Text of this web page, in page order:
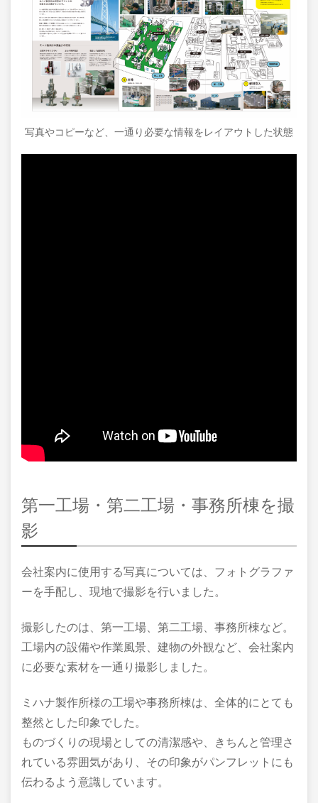
写真やコピーなど、一通り必要な情報をレイアウトした状態
第一工場・第二工場・事務所棟を撮
影
会社案内に使用する写真については、フォトグラファ
ーを手配し、現地で撮影を行いました。
撮影したのは、第一工場、第二工場、事務所棟など。
工場内の設備や作業風景、建物の外観など、会社案内
に必要な素材を一通り撮影しました。
ミハナ製作所様の工場や事務所棟は、全体的にとても
整然とした印象でした。
ものづくりの現場としての清潔感や、きちんと管理さ
れている雰囲気があり、その印象がパンフレットにも
伝わるよう意識しています。